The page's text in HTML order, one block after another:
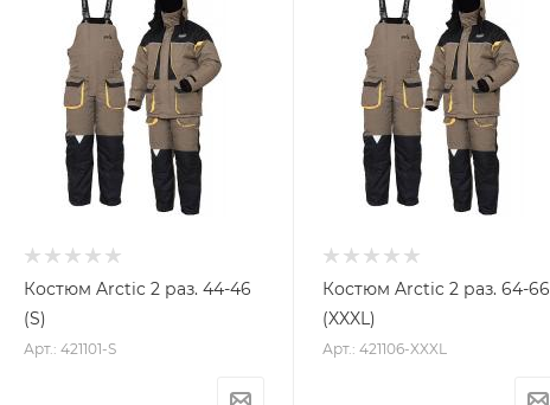
Костюм Arctic 2 раз. 44-46
(S)
Арт.: 421101-S
Костюм Arctic 2 раз. 64-66
(XXXL)
Арт.: 421106-XXXL